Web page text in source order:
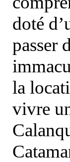
doté
passer
la
vivre